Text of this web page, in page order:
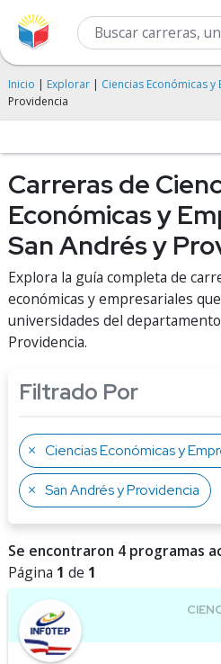
Inicio | Explorar | Ciencias Económicas
Providencia
Carreras de
Económicas y
San Andrés y
Explora la guía completa de
económicas y empresariales
universidades del
Providencia.
Filtrado Por
Ciencias Económicas y
San Andrés y Providencia
Se encontraron 4 programas
Página 1 de 1